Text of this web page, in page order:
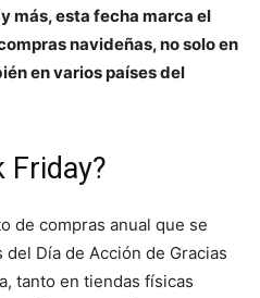
más, esta fecha marca el
navideñas, no solo en
en varios países del
Friday?
de compras anual que se
Día de Acción de Gracias
tanto en tiendas físicas